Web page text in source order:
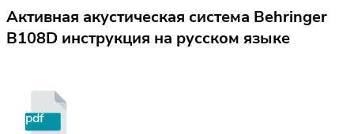
Активная акустическая система Behringer
B108D инструкция на русском языке
pdf